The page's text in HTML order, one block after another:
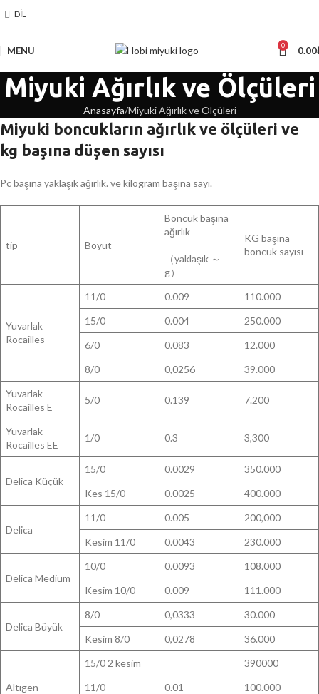
DIL
MENU 0 0.00
Miyuki Ağırlık ve Ölçüleri
Anasayfa Miyuki Ağırlık ve Ölçüleri
Miyuki boncukların ağırlık ve ölçüleri ve
kg başına düşen sayısı
Pc başına yaklaşık ağırlık. ve kilogram başına sayı.
tip Boyut
Boncuk başına
ağırlık
（yaklaşık ～
g）
KG başına
boncuk sayısı
Yuvarlak
Rocailles
11/0 0.009
110.000
15/0
0.004
250.000
6/0
0.083
12.000
8/0
0,0256
39.000
Yuvarlak
Rocailles E
5/0 0.139 7.200
Yuvarlak
Rocailles EE
1/0 0.3 3,300
Delica Küçük
15/0 0.0029
350.000
Kes 15/0
0.0025 400.000
Delica
11/0 0.005
200,000
Kesim 11/0
0.0043 230.000
Delica Medium
10/0 0.0093
108.000
Kesim 10/0
0.009 111.000
Delica Büyük
8/0 0,0333
30.000
Kesim 8/0
0,0278 36.000
Altıgen
15/0 2 kesim
390000
11/0
0.01
100.000